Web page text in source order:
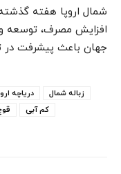
افزایش مصرف، توسعه
جهان باعث پیشرفت
دریاچه
زباله شمال
کم آبی